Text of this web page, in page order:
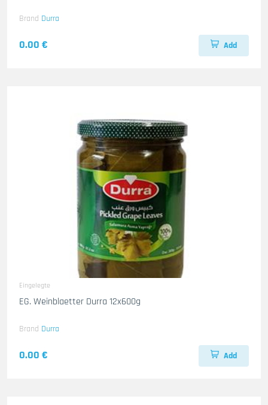
Brand Durra
0.00 € Add
Eingelegte
EG. Weinblaetter Durra 12x600g
Brand Durra
0.00 € Add